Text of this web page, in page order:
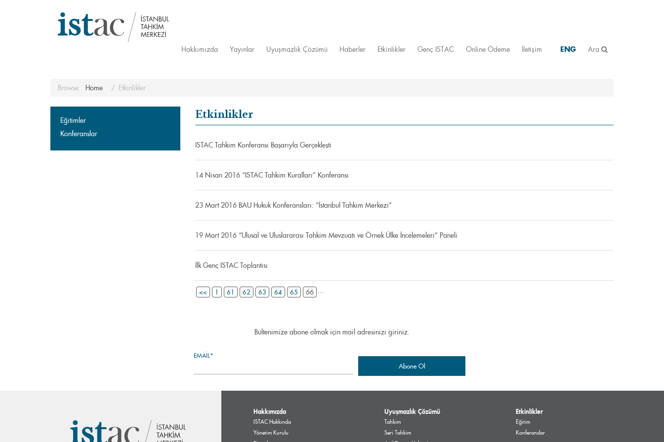
Hakkımızda Yayınlar Uyuşmazlık Çözümü Haberler Etkinlikler Genç ISTAC Online Ödeme İletişim ENG Ara
Browse: Home Etkinlikler
Eğitimler
Konferanslar
Etkinlikler
ISTAC Tahkim Konferansı Başarıyla Gerçekleşti
14 Nisan 2016 “ISTAC Tahkim Kuralları” Konferansı
23 Mart 2016 BAU Hukuk Konferansları: “İstanbul Tahkim Merkezi”
19 Mart 2016 “Ulusal ve Uluslararası Tahkim Mevzuatı ve Örnek Ülke İncelemeleri” Paneli
İlk Genç ISTAC Toplantısı
<< 1 ...
61 62 63 64 65 66
Bültenimize abone olmak için mail adresinizi giriniz.
EMAIL*
Hakkımızda
ISTAC Hakkında
Yönetim Kurulu
Uyuşmazlık Çözümü
Tahkim
Seri Tahkim
Etkinlikler
Eğitim
Konferanslar